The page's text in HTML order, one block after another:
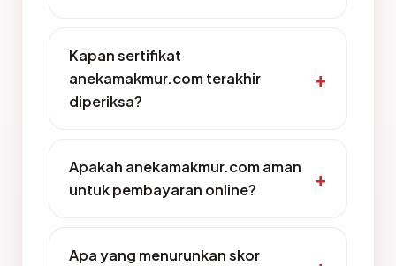
Kapan sertifikat
anekamakmur.com terakhir
diperiksa?
Apakah anekamakmur.com aman
untuk pembayaran online?
Apa yang menurunkan skor